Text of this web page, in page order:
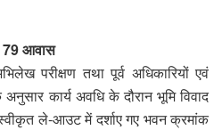
79 आवास
परीक्षण तथा पूर्व अधिकारियों एवं
कार्य अवधि के दौरान भूमि विवाद
ले-आउट में दर्शाए गए भवन क्रमांक